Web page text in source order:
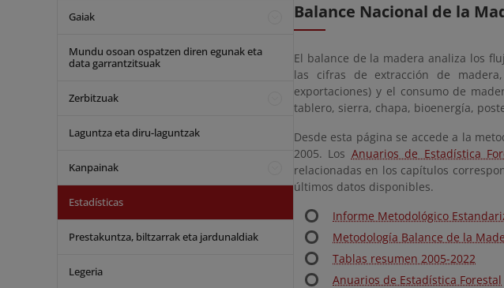
Gaiak
Mundu osoan ospatzen diren egunak eta
data garrantzitsuak
Zerbitzuak
Laguntza eta diru-laguntzak
Kanpainak
Estadísticas
Prestakuntza, biltzarrak eta jardunaldiak
Legeria
Balance Nacional de la
El balance de la madera analiza los
las cifras de extracción de
exportaciones) y el consumo de
tablero, sierra, chapa, bioenergía,
Desde esta página se accede a la
2005. Los Anuarios de Estadística
relacionadas en los capítulos
últimos datos disponibles.
Informe Metodológico
Metodología Balance de la
Tablas resumen 2005-2022
Anuarios de Estadística Forestal